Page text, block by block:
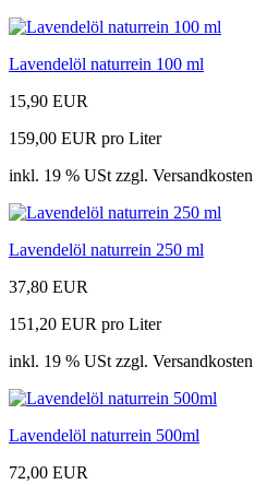
Lavendelöl naturrein 100 ml
15,90 EUR
159,00 EUR pro Liter
inkl. 19 % USt zzgl. Versandkosten
Lavendelöl naturrein 250 ml
37,80 EUR
151,20 EUR pro Liter
inkl. 19 % USt zzgl. Versandkosten
Lavendelöl naturrein 500ml
72,00 EUR